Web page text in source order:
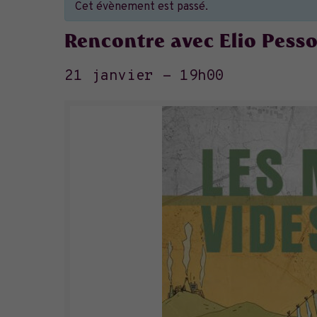
Cet évènement est passé.
Rencontre avec Elio
21 janvier - 19h00